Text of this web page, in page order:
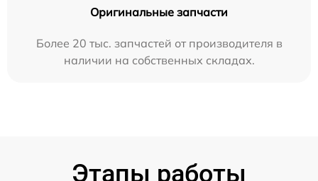
Оригинальные запчасти
Более 20 тыс. запчастей от производителя в
наличии на собственных складах.
Этапы работы